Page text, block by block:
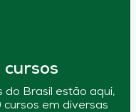
cursos
Brasil estão aqui,
em diversas